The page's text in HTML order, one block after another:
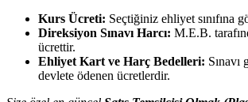
Kurs Ücreti: Seçtiğiniz ehliyet sınıfına
Direksiyon Sınavı Harcı: M.E.B.
ücrettir.
Ehliyet Kart ve Harç Bedelleri: Sınavı
devlete ödenen ücretlerdir.